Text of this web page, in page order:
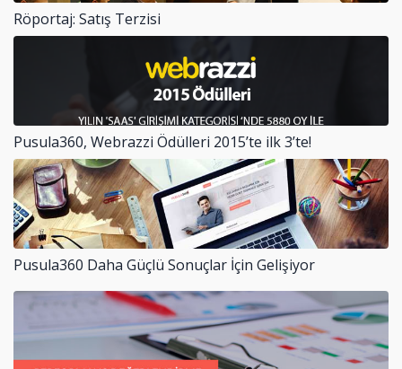
Röportaj: Satış Terzisi
Pusula360, Webrazzi Ödülleri 2015’te ilk 3’te!
Pusula360 Daha Güçlü Sonuçlar İçin Gelişiyor